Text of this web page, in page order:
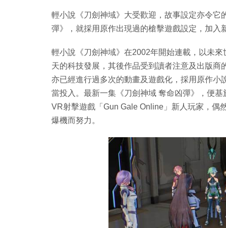
輕小說《刀劍神域》大受歡迎，故事設定亦令
彈》，就採用原作出現過的槍擊遊戲設定，加入
輕小說《刀劍神域》在2002年開始連載，以未
天的科技發展，其後作品受到讀者注意及出版
亦已經進行過多次的動畫及遊戲化，採用原作
當投入。最新一集《刀劍神域 奪命凶彈》，便
VR射擊遊戲「Gun Gale Online」新人玩家，偶
爆機而努力。